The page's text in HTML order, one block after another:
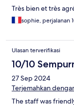
Très bien et très
sophie, perjalanan
Ulasan terverifikasi
10/10
27 Sep 2024
Terjemahkan
The staff was